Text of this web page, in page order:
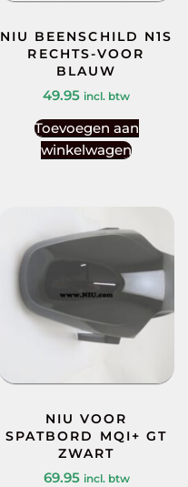
NIU BEENSCHILD N1S
RECHTS-VOOR
BLAUW
49.95 incl. btw
Toevoegen aan
winkelwagen
NIU VOOR
SPATBORD MQI+ GT
ZWART
69.95 incl. btw